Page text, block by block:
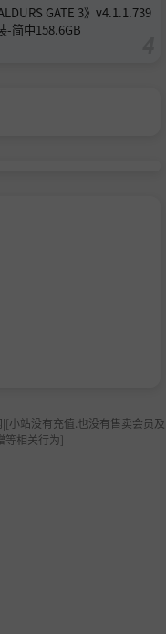
GATE 3》v4.1.1.739
-简中158.6GB
小站没有充值.也没有售卖会员及
等相关行为]